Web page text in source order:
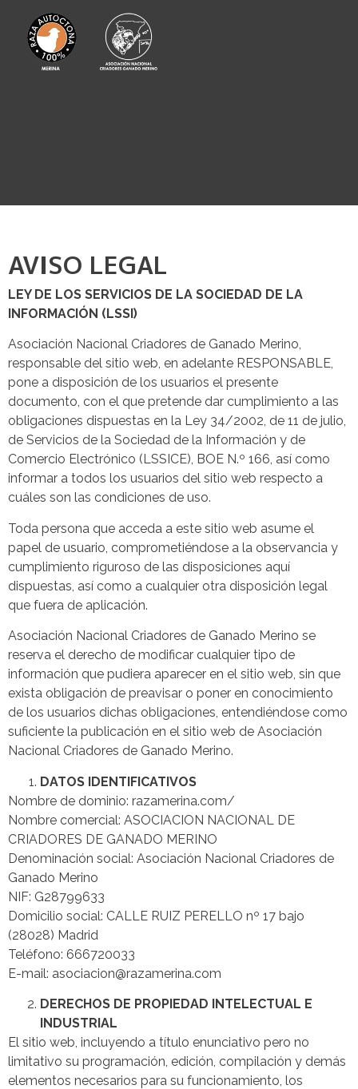
AVISO LEGAL
LEY DE LOS SERVICIOS DE LA SOCIEDAD DE LA
INFORMACIÓN (LSSI)
Asociación Nacional Criadores de Ganado Merino,
responsable del sitio web, en adelante RESPONSABLE,
pone a disposición de los usuarios el presente
documento, con el que pretende dar cumplimiento a las
obligaciones dispuestas en la Ley 34/2002, de 11 de julio,
de Servicios de la Sociedad de la Información y de
Comercio Electrónico (LSSICE), BOE N.º 166, así como
informar a todos los usuarios del sitio web respecto a
cuáles son las condiciones de uso.
Toda persona que acceda a este sitio web asume el
papel de usuario, comprometiéndose a la observancia y
cumplimiento riguroso de las disposiciones aquí
dispuestas, así como a cualquier otra disposición legal
que fuera de aplicación.
Asociación Nacional Criadores de Ganado Merino se
reserva el derecho de modificar cualquier tipo de
información que pudiera aparecer en el sitio web, sin que
exista obligación de preavisar o poner en conocimiento
de los usuarios dichas obligaciones, entendiéndose como
suficiente la publicación en el sitio web de Asociación
Nacional Criadores de Ganado Merino.
DATOS IDENTIFICATIVOS
Nombre de dominio: razamerina.com/
Nombre comercial: ASOCIACION NACIONAL DE
CRIADORES DE GANADO MERINO
Denominación social: Asociación Nacional Criadores de
Ganado Merino
NIF: G28799633
Domicilio social: CALLE RUIZ PERELLO nº 17 bajo
(28028) Madrid
Teléfono: 666720033
E-mail: asociacion@razamerina.com
DERECHOS DE PROPIEDAD INTELECTUAL E
INDUSTRIAL
El sitio web, incluyendo a título enunciativo pero no
limitativo su programación, edición, compilación y demás
elementos necesarios para su funcionamiento, los